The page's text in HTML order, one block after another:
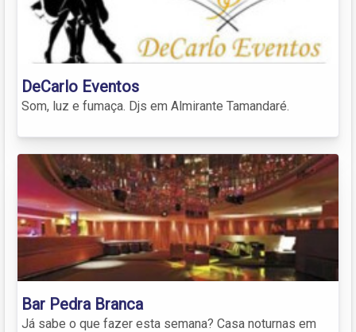
DeCarlo Eventos
Som, luz e fumaça. Djs em Almirante Tamandaré.
Bar Pedra Branca
Já sabe o que fazer esta semana? Casa noturnas em